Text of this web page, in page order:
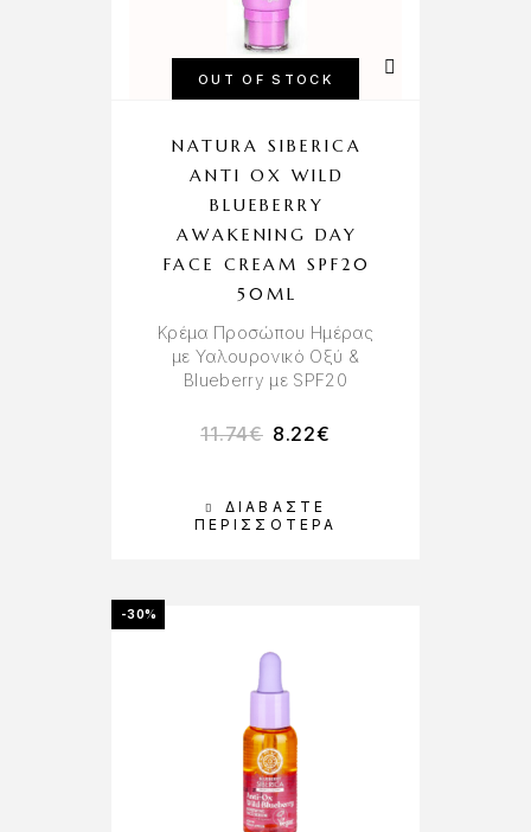
OUT OF STOCK
ΔΙΑΒΆΣΤΕ
ΠΕΡΙΣΣΌΤΕΡΑ
NATURA SIBERICA
ANTI OX WILD
BLUEBERRY
AWAKENING DAY
FACE CREAM SPF20
50ML
Κρέμα Προσώπου Ημέρας
με Υαλουρονικό Οξύ &
Blueberry με SPF20
11.74€ 8.22€
-30%